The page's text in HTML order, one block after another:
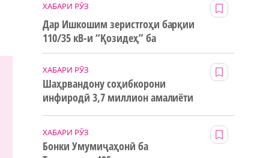
ХАБАРИ РӮЗ
Дар Ишкошим зеристгоҳи барқии
110/35 кВ-и “Қозидеҳ” ба
истифода дода мешавад
ХАБАРИ РӮЗ
Шаҳрвандону соҳибкорони
инфиродӣ 3,7 миллион амалиёти
ХАБАРИ РӮЗ
Бонки Умумиҷаҳонӣ ба